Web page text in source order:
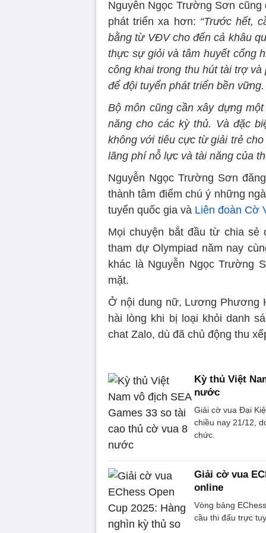
Nguyễn Ngọc Trường Sơn
phát triển xa hơn: “Trước hết,
bằng từ VĐV cho đến cả khâu
thực sự giỏi và tâm huyết cống
công khai trong thu hút tài trợ
để đội tuyển phát triển bền vững.
Bộ môn cũng cần xây dựng
năng cho các kỳ thủ. Và đặc
không với tiêu cực từ giải trẻ
lãng phí nỗ lực và tài năng của
Nguyễn Ngọc Trường Sơn
thành tâm điểm chú ý những
tuyển quốc gia và Liên đoàn Cờ
Mọi chuyện bắt đầu từ chia sẻ
tham dự Olympiad năm nay
khác là Nguyễn Ngọc Trường
mặt.
Ở nội dung nữ, Lương Phương
hài lòng khi bị loại khỏi danh
chat Zalo, dù đã chủ động thu
Kỳ thủ Việt
nước
Giải cờ vua Đại
chiều nay 21/12,
chức.
Giải cờ vua
online
Vòng bảng
cầu thi đấu trực